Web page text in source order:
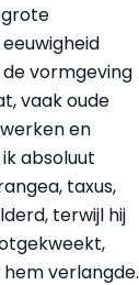
grote
vormgeving
vaak oude
en
absoluut
taxus,
terwijl hij
verlangde.